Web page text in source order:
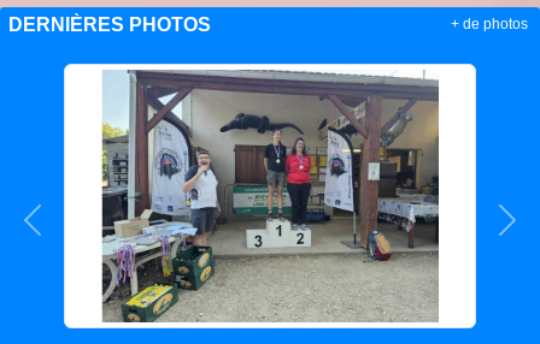
DERNIÈRES PHOTOS
Précedent
+ de photos